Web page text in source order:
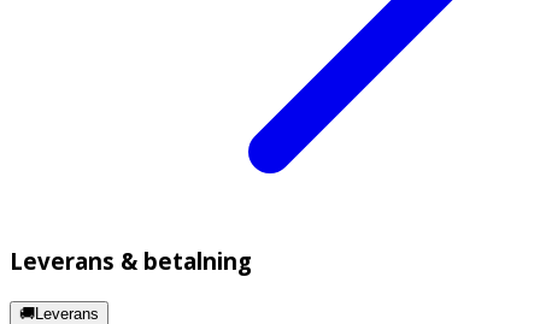
Leverans & betalning
🚚Leverans